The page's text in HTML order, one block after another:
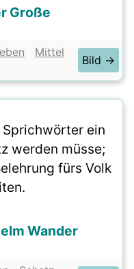
Große
Mittel
Bild →
ein
werden müsse;
fürs Volk
Wander